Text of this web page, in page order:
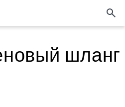
шланг